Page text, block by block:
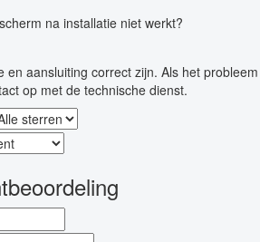
na installatie niet werkt?
en aansluiting correct zijn. Als het probleem
op met de technische dienst.